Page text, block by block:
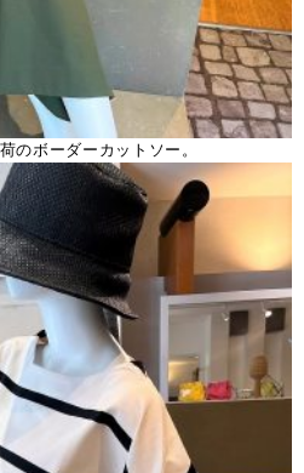
のボーダーカットソー。